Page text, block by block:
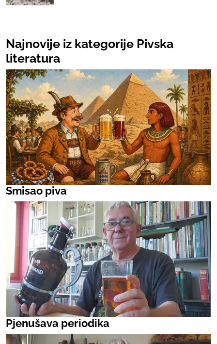
Najnovije iz kategorije Pivska
literatura
Smisao piva
Pjenušava periodika